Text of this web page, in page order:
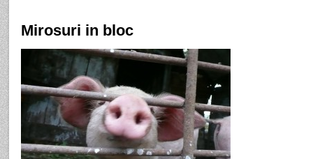
Mirosuri in bloc